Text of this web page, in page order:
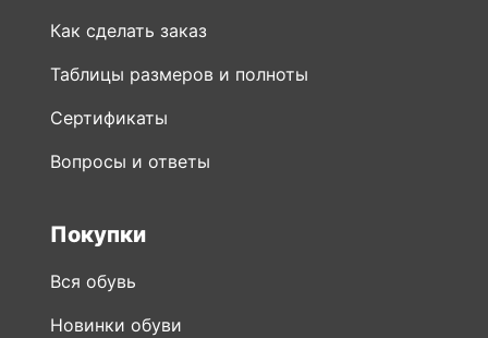
Как сделать заказ
Таблицы размеров и полноты
Сертификаты
Вопросы и ответы
Покупки
Вся обувь
Новинки обуви